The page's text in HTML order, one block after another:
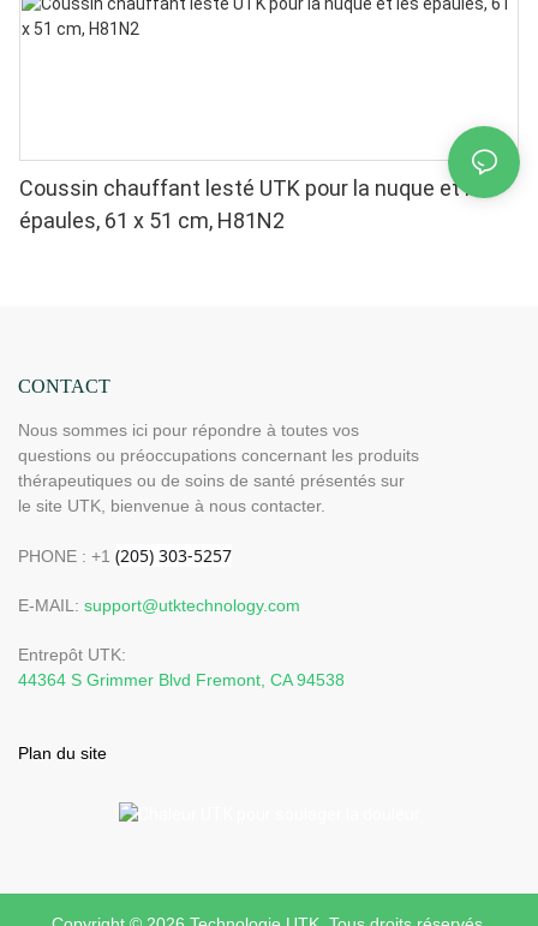
Coussin chauffant lesté UTK pour la nuque et les
épaules, 61 x 51 cm, H81N2
CONTACT
Nous sommes ici pour répondre à toutes vos
questions ou préoccupations concernant les produits
thérapeutiques ou de soins de santé présentés sur
le site UTK, bienvenue à nous contacter.
PHONE : +1
E-MAIL: support@utktechnology.com
Entrepôt UTK:
44364 S Grimmer Blvd Fremont, CA 94538
Plan du site